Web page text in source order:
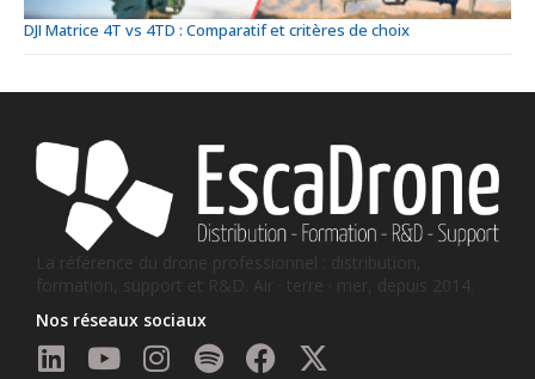
DJI Matrice 4T vs 4TD : Comparatif et critères de choix
La référence du drone professionnel : distribution,
formation, support et R&D. Air · terre · mer, depuis 2014.
Nos réseaux sociaux